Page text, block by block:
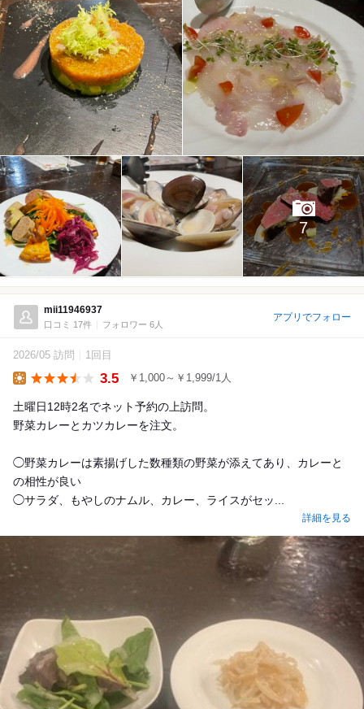
7
mii11946937
口コミ 17件 フォロワー 6人
アプリでフォロー
2026/05 訪問 1回目
3.5 ￥1,000～￥1,999/1人
土曜日12時2名でネット予約の上訪問。
野菜カレーとカツカレーを注文。
◯野菜カレーは素揚げした数種類の野菜が添えてあり、カレーと
の相性が良い
◯サラダ、もやしのナムル、カレー、ライスがセッ...
詳細を見る